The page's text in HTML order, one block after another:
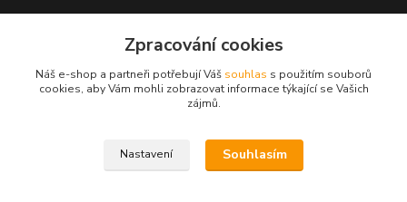
+420731448913
info@opravakotlu.cz
Zpracování cookies
Náš e-shop a partneři potřebují Váš souhlas s použitím souborů
cookies, aby Vám mohli zobrazovat informace týkající se Vašich
zájmů.
Nastavení Souhlasím